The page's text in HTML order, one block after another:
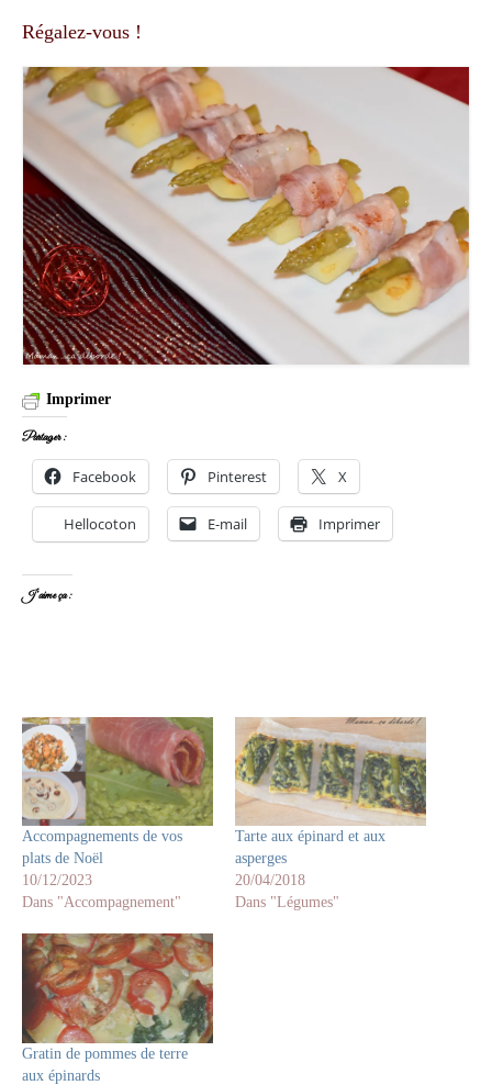
Régalez-vous !
Imprimer
Partager :
Facebook Pinterest X
Hellocoton E-mail Imprimer
J’aime ça :
Accompagnements de vos
plats de Noël
10/12/2023
Dans "Accompagnement"
Tarte aux épinard et aux
asperges
20/04/2018
Dans "Légumes"
Gratin de pommes de terre
aux épinards